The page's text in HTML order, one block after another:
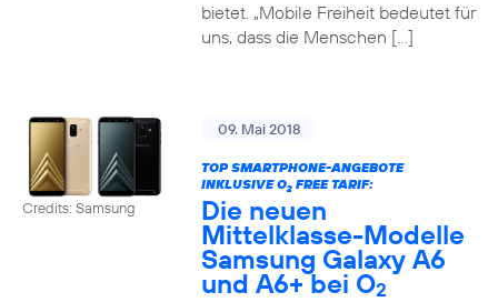
bietet. „Mobile Freiheit bedeutet für
uns, dass die Menschen […]
Credits: Samsung
09. Mai 2018
TOP SMARTPHONE-ANGEBOTE
INKLUSIVE O2FREE TARIF:
Die neuen
Mittelklasse-Modelle
Samsung Galaxy A6
und A6+ bei O2